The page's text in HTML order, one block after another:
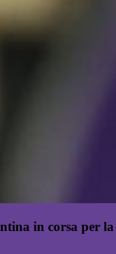
in corsa per la